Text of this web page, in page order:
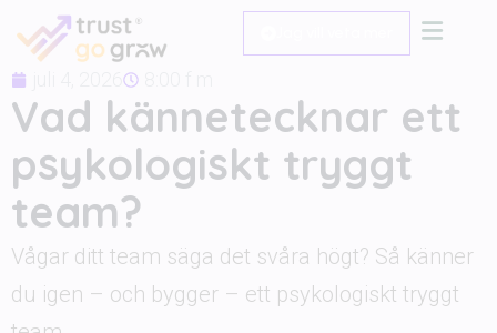
Vad kännetecknar ett
psykologiskt tryggt
team?
Vågar ditt team säga det svåra högt? Så känner
du igen – och bygger – ett psykologiskt tryggt